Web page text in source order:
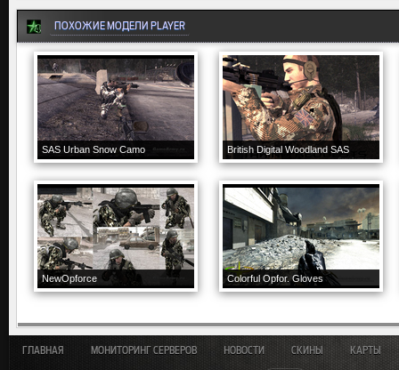
ПОХОЖИЕ МОДЕЛИ PLAYER
SAS Urban Snow Camo British Digital Woodland SAS
NewOpforce Colorful Opfor. Gloves
ГЛАВНАЯ МОНИТОРИНГ СЕРВЕРОВ НОВОСТИ СКИНЫ КАРТЫ